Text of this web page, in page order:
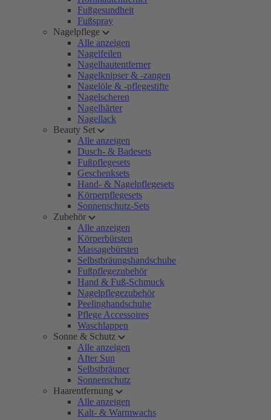
Fußgesundheit
Fußspray
Nagelpflege
Alle anzeigen
Nagelfeilen
Nagelhautentferner
Nagelknipser & -zangen
Nagelöle & -pflegestifte
Nagelscheren
Nagelhärter
Nagellack
Beauty Set
Alle anzeigen
Dusch- & Badesets
Fußpflegesets
Geschenksets
Hand- & Nagelpflegesets
Körperpflegesets
Sonnenschutz-Sets
Zubehör
Alle anzeigen
Körperbürsten
Massagebürsten
Selbstbräungshandschuhe
Fußpflegezubehör
Hand & Fuß-Schmuck
Nagelpflegezubehör
Peelinghandschuhe
Pflege Accessoires
Waschlappen
Sonne & Schutz
Alle anzeigen
After Sun
Selbstbräuner
Sonnenschutz
Haarentfernung
Alle anzeigen
Kalt- & Warmwachs